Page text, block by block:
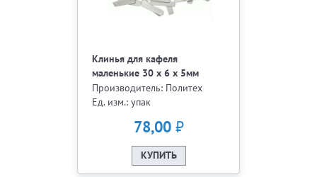
Клинья для кафеля
маленькие 30 х 6 х 5мм
Matrix 100 шт 88081
Производитель: Политех
Ед. изм.: упак
78,00₽
КУПИТЬ